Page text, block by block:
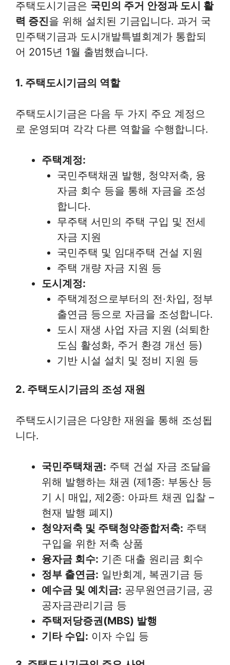
주택도시기금은 국민의 주거 안정과 도시 활
력 증진을 위해 설치된 기금입니다. 과거 국
민주택기금과 도시개발특별회계가 통합되
어 2015년 1월 출범했습니다.
1. 주택도시기금의 역할
주택도시기금은 다음 두 가지 주요 계정으
로 운영되며 각각 다른 역할을 수행합니다.
주택계정:
국민주택채권 발행, 청약저축, 융
자금 회수 등을 통해 자금을 조성
합니다.
무주택 서민의 주택 구입 및 전세
자금 지원
국민주택 및 임대주택 건설 지원
주택 개량 자금 지원 등
도시계정:
주택계정으로부터의 전·차입, 정부
출연금 등으로 자금을 조성합니다.
도시 재생 사업 자금 지원 (쇠퇴한
도심 활성화, 주거 환경 개선 등)
기반 시설 설치 및 정비 지원 등
2. 주택도시기금의 조성 재원
주택도시기금은 다양한 재원을 통해 조성됩
니다.
국민주택채권: 주택 건설 자금 조달을
위해 발행하는 채권 (제1종: 부동산 등
기 시 매입, 제2종: 아파트 채권 입찰 –
현재 발행 폐지)
청약저축 및 주택청약종합저축: 주택
구입을 위한 저축 상품
융자금 회수: 기존 대출 원리금 회수
정부 출연금: 일반회계, 복권기금 등
예수금 및 예치금: 공무원연금기금, 공
공자금관리기금 등
주택저당증권(MBS) 발행
기타 수입: 이자 수입 등